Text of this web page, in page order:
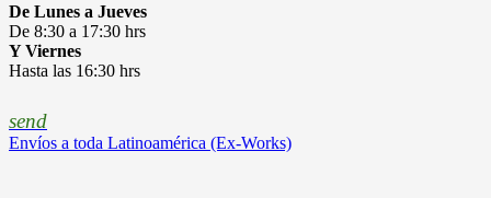
De Lunes a Jueves
De 8:30 a 17:30 hrs
Y Viernes
Hasta las 16:30 hrs
send
Envíos a toda Latinoamérica (Ex-Works)